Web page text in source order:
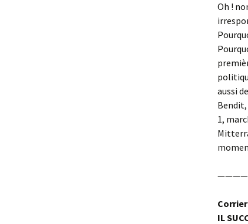
Oh !
aussi
Bendit,
1,
IL